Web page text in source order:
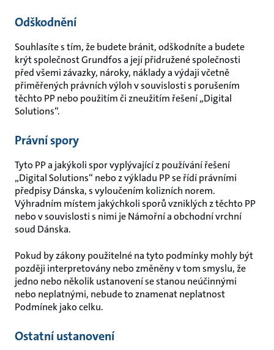
Odškodnění
Souhlasíte s tím, že budete bránit, odškodníte a budete
krýt společnost Grundfos a její přidružené společnosti
před všemi závazky, nároky, náklady a výdaji včetně
přiměřených právních výloh v souvislosti s porušením
těchto PP nebo použitím či zneužitím řešení „Digital
Solutions“.
Právní spory
Tyto PP a jakýkoli spor vyplývající z používání řešení
„Digital Solutions“ nebo z výkladu PP se řídí právními
předpisy Dánska, s vyloučením kolizních norem.
Výhradním místem jakýchkoli sporů vzniklých z těchto PP
nebo v souvislosti s nimi je Námořní a obchodní vrchní
soud Dánska.
Pokud by zákony použitelné na tyto podmínky mohly být
později interpretovány nebo změněny v tom smyslu, že
jedno nebo několik ustanovení se stanou neúčinnými
nebo neplatnými, nebude to znamenat neplatnost
Podmínek jako celku.
Ostatní ustanovení